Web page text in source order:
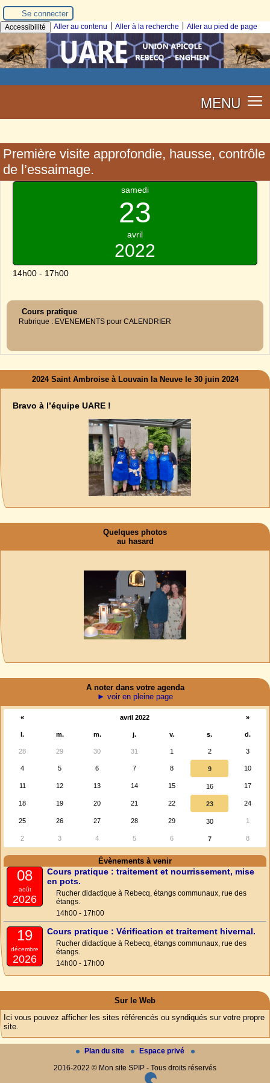
Se connecter
Accessibilité Aller au contenu Aller à la recherche Aller au pied de page
MENU
Première visite approfondie, hausse, contrôle
de l’essaimage.
samedi
23
avril
2022
14h00 - 17h00
Cours pratique
Rubrique : EVENEMENTS pour CALENDRIER
2024 Saint Ambroise à Louvain la Neuve le 30 juin 2024
Bravo à l’équipe UARE !
Quelques photos
au hasard
A noter dans votre agenda
► voir en pleine page
« avril 2022 »
l. m. m. j. v. s. d.
28 29 30 31 1 2 3
4 5 6 7 8 9 10
11 12 13 14 15 16 17
18 19 20 21 22 23 24
25 26 27 28 29 30 1
2 3 4 5 6 7 8
Évènements à venir
08
août
2026
Cours pratique : traitement et nourrissement, mise
en pots.
Rucher didactique à Rebecq, étangs communaux, rue des
étangs.
14h00 - 17h00
19
décembre
2026
Cours pratique : Vérification et traitement hivernal.
Rucher didactique à Rebecq, étangs communaux, rue des
étangs.
14h00 - 17h00
Sur le Web
Ici vous pouvez afficher les sites référencés ou syndiqués sur votre propre
site.
Plan du site
Espace privé
2016-2022 © Mon site SPIP - Tous droits réservés